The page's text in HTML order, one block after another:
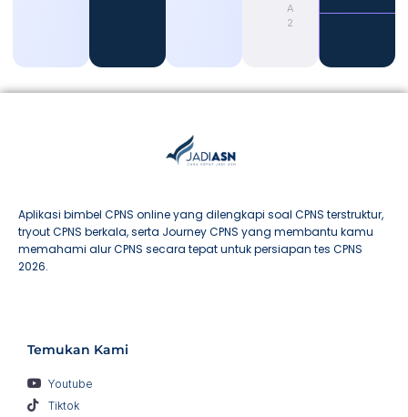
August 4,
2026
Aplikasi bimbel CPNS online yang dilengkapi soal CPNS terstruktur,
tryout CPNS berkala, serta Journey CPNS yang membantu kamu
memahami alur CPNS secara tepat untuk persiapan tes CPNS
2026.
Temukan Kami
Youtube
Tiktok